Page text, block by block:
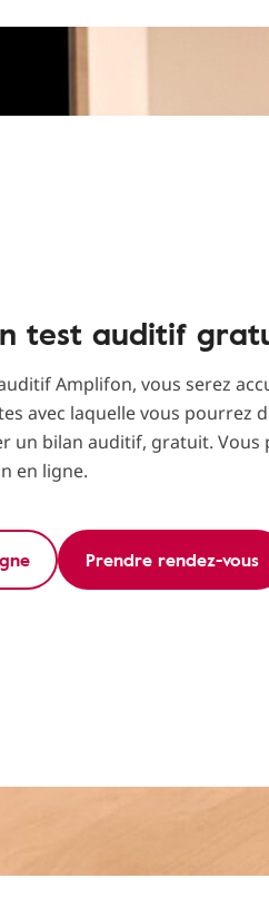
test auditif
Amplifon, vous serez
avec laquelle vous pourrez
un bilan auditif, gratuit. Vous
en ligne.
Prendre rendez-vous